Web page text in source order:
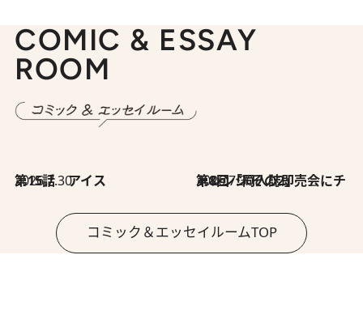
COMIC & ESSAY
ROOM
2026.7.30
第15話 アイス 2026.7.30
第8回「同人誌即売会にチャレンジ その2」
コミック＆エッセイルームTOP